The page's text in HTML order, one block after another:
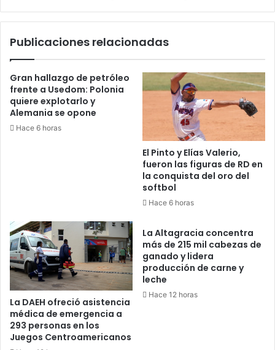
bolas
fuego»
Publicaciones relacionadas
Gran hallazgo de petróleo
frente a Usedom: Polonia
quiere explotarlo y
Alemania se opone
Hace 6 horas
El Pinto y Elías Valerio,
fueron las figuras de RD en
la conquista del oro del
softbol
Hace 6 horas
La DAEH ofreció asistencia
médica de emergencia a
293 personas en los
Juegos Centroamericanos
La Altagracia concentra
más de 215 mil cabezas de
ganado y lidera
producción de carne y
leche
Hace 12 horas